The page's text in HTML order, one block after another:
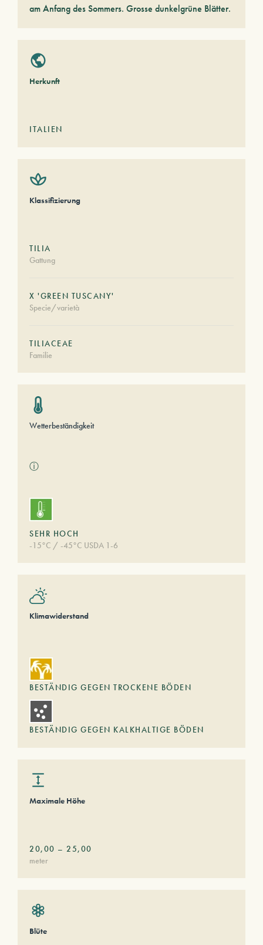
am Anfang des Sommers. Grosse dunkelgrüne Blätter.
Herkunft
ITALIEN
Klassifizierung
TILIA
Gattung
X 'GREEN TUSCANY'
Specie/varietà
TILIACEAE
Familie
Wetterbeständigkeit
ⓘ
SEHR HOCH
-15°C / -45°C USDA 1-6
Klimawiderstand
BESTÄNDIG GEGEN TROCKENE BÖDEN
BESTÄNDIG GEGEN KALKHALTIGE BÖDEN
Maximale Höhe
20,00 – 25,00
meter
Blüte